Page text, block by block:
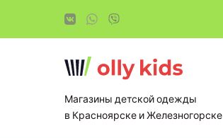
Магазины детской одежды
в Красноярске и Железногорске